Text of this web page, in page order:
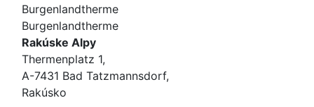
Burgenlandtherme
Burgenlandtherme
Rakúske Alpy
Thermenplatz 1,
A-7431 Bad Tatzmannsdorf,
Rakúsko